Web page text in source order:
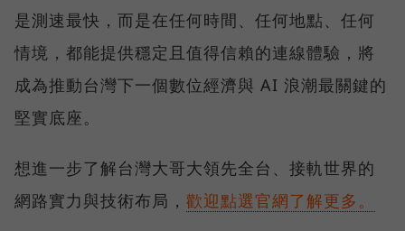
是測速最快，而是在任何時間、任何地點、任何
情境，都能提供穩定且值得信賴的連線體驗，將
成為推動台灣下一個數位經濟與 AI 浪潮最關鍵的
堅實底座。
想進一步了解台灣大哥大領先全台、接軌世界的
網路實力與技術布局， 歡迎點選官網了解更多。